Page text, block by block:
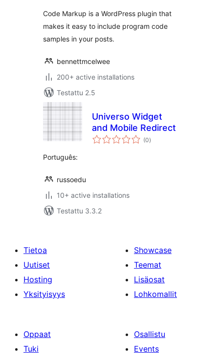
Code Markup is a WordPress plugin that
makes it easy to include program code
samples in your posts.
bennettmcelwee
200+ active installations
Testattu 2.5
Universo Widget
and Mobile Redirect
(0arvosanat
yhteensä
)
Português:
russoedu
10+ active installations
Testattu 3.3.2
Tietoa
Uutiset
Hosting
Yksityisyys
Showcase
Teemat
Lisäosat
Lohkomallit
Oppaat
Tuki
Osallistu
Events